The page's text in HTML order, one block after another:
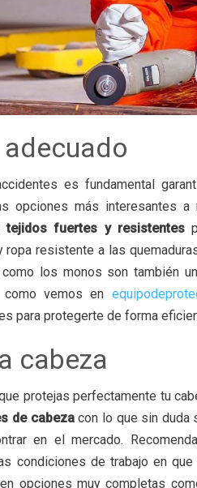
es fundamental
opciones más interesantes
tejidos fuertes y resistentes
resistente a las
los monos son también
vemos en
para protegerte de forma
cabeza
protejas perfectamente tu
de cabezacon lo que sin duda
en el mercado.
condiciones de trabajo en
opciones muy completas